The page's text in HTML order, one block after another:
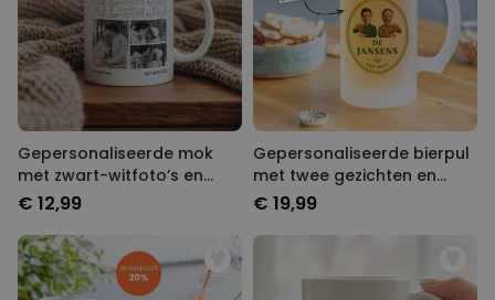
Gepersonaliseerde mok
met zwart-witfoto’s en
tekst
€ 12,99
Gepersonaliseerde bierpul
met twee gezichten en
logo
€ 19,99